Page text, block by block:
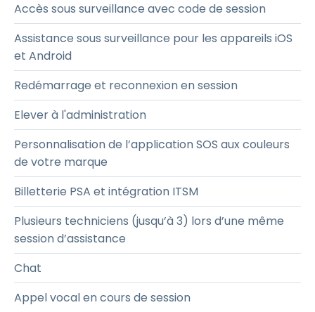
Accès sous surveillance avec code de session
Assistance sous surveillance pour les appareils iOS
et Android
Redémarrage et reconnexion en session
Elever à l'administration
Personnalisation de l’application SOS aux couleurs
de votre marque
Billetterie PSA et intégration ITSM
Plusieurs techniciens (jusqu’à 3) lors d’une même
session d’assistance
Chat
Appel vocal en cours de session